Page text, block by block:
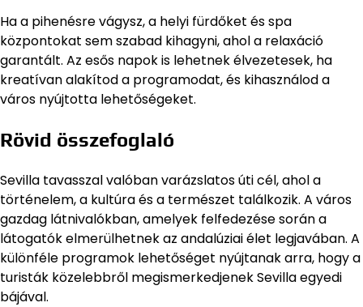
Ha a pihenésre vágysz, a helyi fürdőket és spa
központokat sem szabad kihagyni, ahol a relaxáció
garantált. Az esős napok is lehetnek élvezetesek, ha
kreatívan alakítod a programodat, és kihasználod a
város nyújtotta lehetőségeket.
Rövid összefoglaló
Sevilla tavasszal valóban varázslatos úti cél, ahol a
történelem, a kultúra és a természet találkozik. A város
gazdag látnivalókban, amelyek felfedezése során a
látogatók elmerülhetnek az andalúziai élet legjavában. A
különféle programok lehetőséget nyújtanak arra, hogy a
turisták közelebbről megismerkedjenek Sevilla egyedi
bájával.